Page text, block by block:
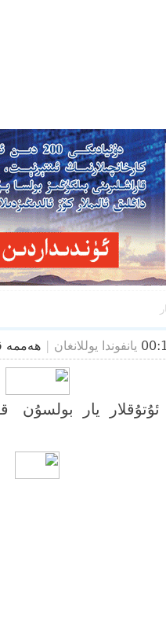
يانفوندا يوللانغان | ھەممە
يار بولسۇن